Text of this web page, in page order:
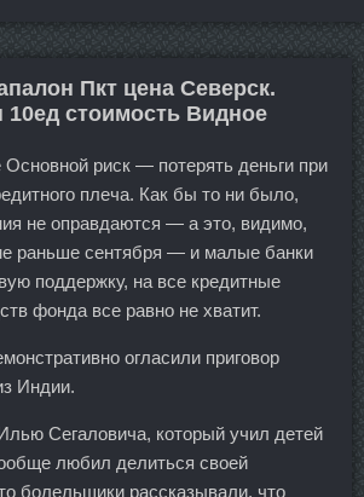
Пкт цена Северск.
стоимость Видное
Основной риск — потерять деньги при
плеча. Как бы то ни было,
не оправдаются — а это, видимо,
раньше сентября — и малые банки
поддержку, на все кредитные
фонда все равно не хватит.
огласили приговор
Индии.
Сегаловича, который учил детей
любил делиться своей
болельщики рассказывали, что